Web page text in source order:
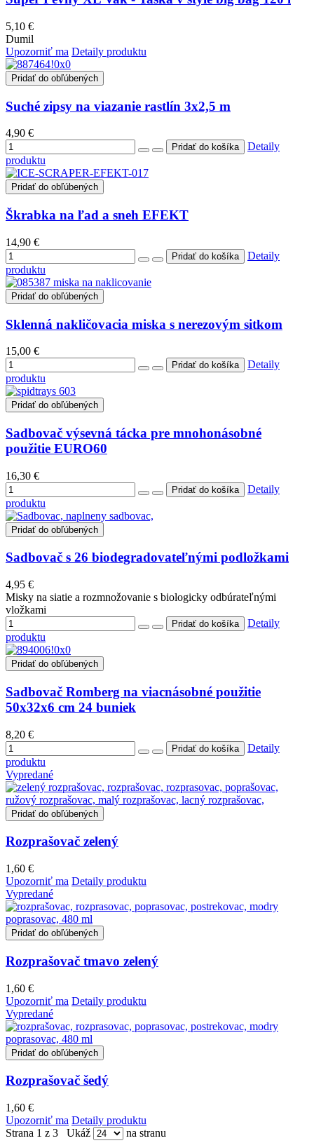
5,10 €
Dumil
Upozorniť ma Detaily produktu
Pridať do obľúbených
Suché zipsy na viazanie rastlín 3x2,5 m
4,90 €
Detaily
produktu
Pridať do obľúbených
Škrabka na ľad a sneh EFEKT
14,90 €
Detaily
produktu
Pridať do obľúbených
Sklenná nakličovacia miska s nerezovým sitkom
15,00 €
Detaily
produktu
Pridať do obľúbených
Sadbovač výsevná tácka pre mnohonásobné
použitie EURO60
16,30 €
Detaily
produktu
Pridať do obľúbených
Sadbovač s 26 biodegradovateľnými podložkami
4,95 €
Misky na siatie a rozmnožovanie s biologicky odbúrateľnými
vložkami
Detaily
produktu
Pridať do obľúbených
Sadbovač Romberg na viacnásobné použitie
50x32x6 cm 24 buniek
8,20 €
Detaily
produktu
Vypredané
Pridať do obľúbených
Rozprašovač zelený
1,60 €
Upozorniť ma Detaily produktu
Vypredané
Pridať do obľúbených
Rozprašovač tmavo zelený
1,60 €
Upozorniť ma Detaily produktu
Vypredané
Pridať do obľúbených
Rozprašovač šedý
1,60 €
Upozorniť ma Detaily produktu
Strana 1 z 3
Ukáž na stranu